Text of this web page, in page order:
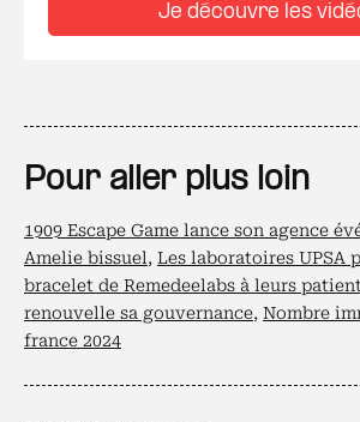
Je découvre les
Pour aller plus loin
1909 Escape Game lance son agence
Amelie bissuel, Les laboratoires UPSA
bracelet de Remedeelabs à leurs
renouvelle sa gouvernance, Nombre
france 2024